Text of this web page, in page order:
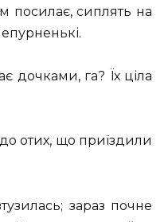
посилає, сиплять на
дочками, га? Їх ціла
отих, що приїздили
зараз почне